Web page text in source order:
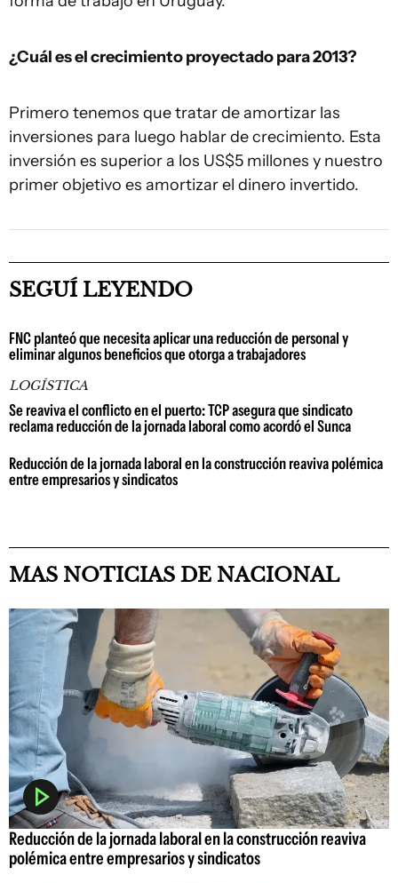
¿Cuál es el crecimiento proyectado para 2013?
Primero tenemos que tratar de amortizar las
inversiones para luego hablar de crecimiento. Esta
inversión es superior a los US$5 millones y nuestro
primer objetivo es amortizar el dinero invertido.
SEGUÍ LEYENDO
FNC planteó que necesita aplicar una reducción de personal y
eliminar algunos beneficios que otorga a trabajadores
LOGÍSTICA
Se reaviva el conflicto en el puerto: TCP asegura que sindicato
reclama reducción de la jornada laboral como acordó el Sunca
Reducción de la jornada laboral en la construcción reaviva polémica
entre empresarios y sindicatos
MAS NOTICIAS DE NACIONAL
Reducción de la jornada laboral en la construcción reaviva
polémica entre empresarios y sindicatos